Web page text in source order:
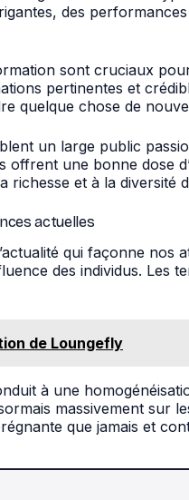
des
sont cruciaux
pertinentes et
quelque chose de
un large public
offrent une bonne dose
et à la diversité
actuelles
qui façonne
des individus.
de Loungefly
à une
massivement
que jamais et